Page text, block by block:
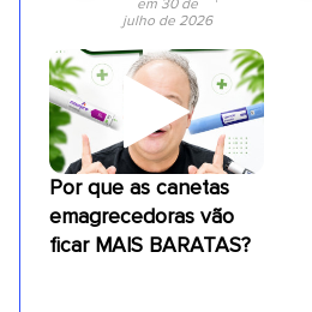
em 30 de
julho de 2026
Por que as canetas
emagrecedoras vão
ficar MAIS BARATAS?